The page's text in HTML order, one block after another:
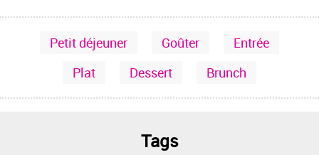
Petit déjeuner Goûter
Entrée
Plat
Dessert Brunch
Tags